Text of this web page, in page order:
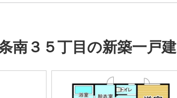
南３５丁目の新築一戸建